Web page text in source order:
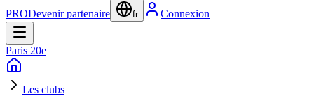
PRODevenir partenaire fr Connexion
Paris 20e
Les clubs